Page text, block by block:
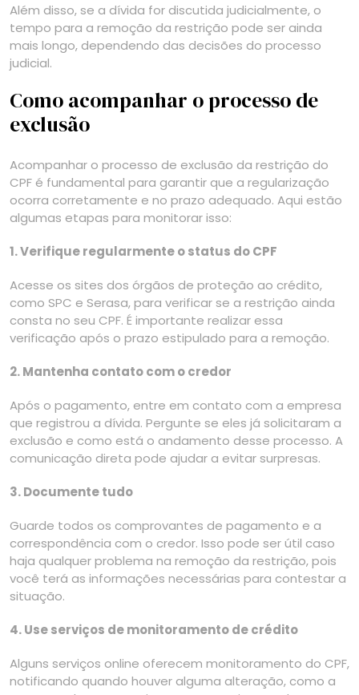
Além disso, se a dívida for discutida judicialmente, o
tempo para a remoção da restrição pode ser ainda
mais longo, dependendo das decisões do processo
judicial.
Como acompanhar o processo de
exclusão
Acompanhar o processo de exclusão da restrição do
CPF é fundamental para garantir que a regularização
ocorra corretamente e no prazo adequado. Aqui estão
algumas etapas para monitorar isso:
1. Verifique regularmente o status do CPF
Acesse os sites dos órgãos de proteção ao crédito,
como SPC e Serasa, para verificar se a restrição ainda
consta no seu CPF. É importante realizar essa
verificação após o prazo estipulado para a remoção.
2. Mantenha contato com o credor
Após o pagamento, entre em contato com a empresa
que registrou a dívida. Pergunte se eles já solicitaram a
exclusão e como está o andamento desse processo. A
comunicação direta pode ajudar a evitar surpresas.
3. Documente tudo
Guarde todos os comprovantes de pagamento e a
correspondência com o credor. Isso pode ser útil caso
haja qualquer problema na remoção da restrição, pois
você terá as informações necessárias para contestar a
situação.
4. Use serviços de monitoramento de crédito
Alguns serviços online oferecem monitoramento do CPF,
notificando quando houver alguma alteração, como a